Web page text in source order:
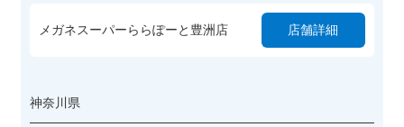
メガネスーパーららぽーと豊洲店 店舗詳細
神奈川県